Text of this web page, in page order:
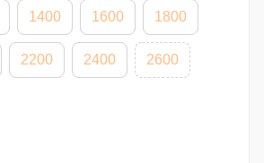
1400 1600 1800
2200 2400 2600